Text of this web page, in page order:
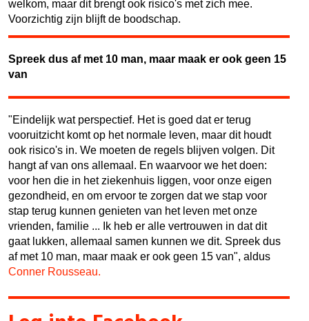
welkom, maar dit brengt ook risico's met zich mee.
Voorzichtig zijn blijft de boodschap.
Spreek dus af met 10 man, maar maak er ook geen 15
van
"Eindelijk wat perspectief. Het is goed dat er terug
vooruitzicht komt op het normale leven, maar dit houdt
ook risico's in. We moeten de regels blijven volgen. Dit
hangt af van ons allemaal. En waarvoor we het doen:
voor hen die in het ziekenhuis liggen, voor onze eigen
gezondheid, en om ervoor te zorgen dat we stap voor
stap terug kunnen genieten van het leven met onze
vrienden, familie ... Ik heb er alle vertrouwen in dat dit
gaat lukken, allemaal samen kunnen we dit. Spreek dus
af met 10 man, maar maak er ook geen 15 van", aldus
Conner Rousseau.